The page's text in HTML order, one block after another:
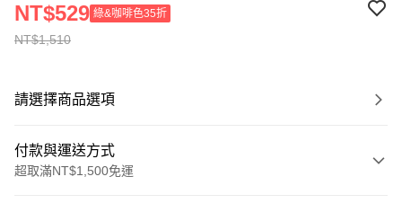
NT$1,510
NT$529 綠&咖啡色35折
請選擇商品選項
付款與運送方式
超取滿NT$1,500免運